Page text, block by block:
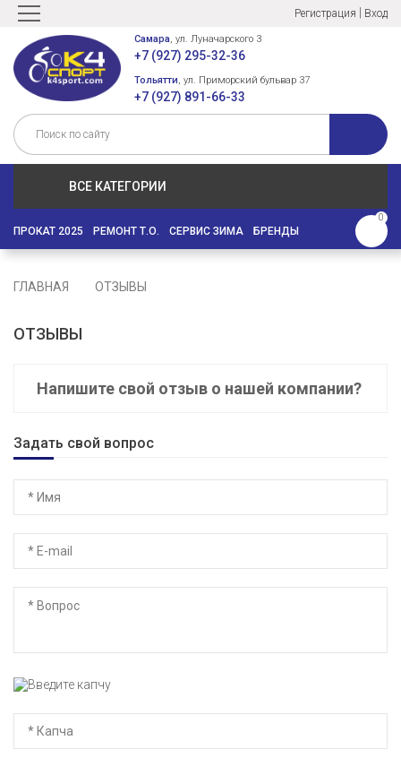
Регистрация Вход
Самара, ул. Луначарского 3
+7 (927) 295-32-36
Тольятти, ул. Приморский бульвар 37
+7 (927) 891-66-33
ВСЕ КАТЕГОРИИ
ПРОКАТ 2025 РЕМОНТ Т.О. СЕРВИС ЗИМА БРЕНДЫ
0
ГЛАВНАЯ ОТЗЫВЫ
ОТЗЫВЫ
Напишите свой отзыв о нашей компании?
Задать свой вопрос